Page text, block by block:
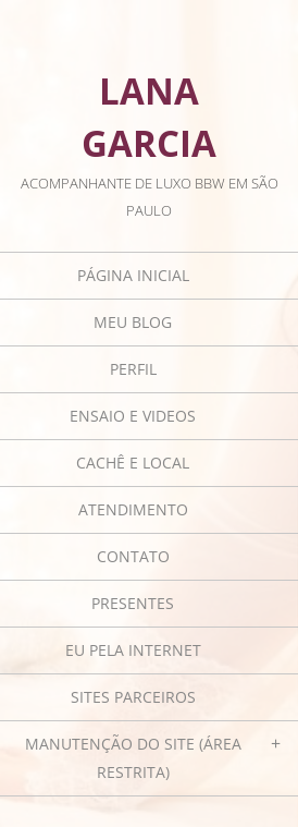
LANA
GARCIA
ACOMPANHANTE DE LUXO BBW EM SÃO
PAULO
PÁGINA INICIAL
MEU BLOG
PERFIL
ENSAIO E VIDEOS
CACHÊ E LOCAL
ATENDIMENTO
CONTATO
PRESENTES
EU PELA INTERNET
SITES PARCEIROS
MANUTENÇÃO DO SITE (ÁREA
RESTRITA)